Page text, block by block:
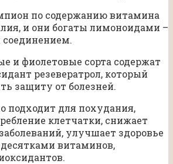
по содержанию витамина
и они богаты лимоноидами –
и фиолетовые сорта содержат
резевератрол, который
защиту от болезней.
подходит для похудания,
клетчатки, снижает
улучшает здоровье
витаминов,